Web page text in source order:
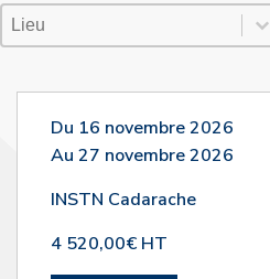
Lieu Session
Sélectionnez le contenu
Sélectionnez le contenu
Du 16 novembre 2026
Au 27 novembre 2026
INSTN Cadarache
4 520,00€ HT